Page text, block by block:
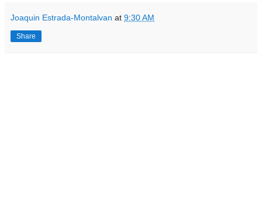
Joaquin Estrada-Montalvan at 9:30 AM
Share